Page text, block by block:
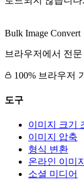
Bulk Image Convert
브라우저에서 전
100% 브라우저
도구
이미지 크기
이미지 압축
형식 변환
온라인 이미
소셜 미디어